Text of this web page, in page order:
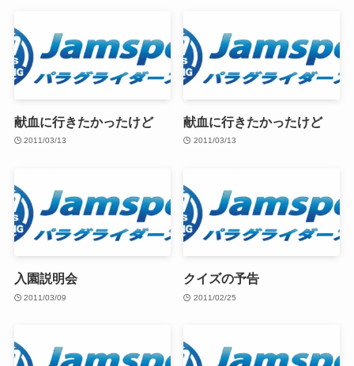
献血に行きたかったけど
2011/03/13
献血に行きたかったけど
2011/03/13
入園説明会
2011/03/09
クイズの予告
2011/02/25